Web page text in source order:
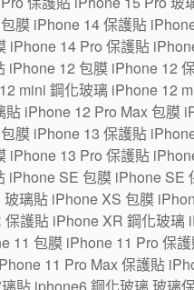
膜 iPhone 14 保護貼
iPhone 14 Pro 保護貼
iPhone 12 包膜 iPhone 12
mini 鋼化玻璃 iPhone 12
貼 iPhone 12 Pro Max 包膜
膜 iPhone 13 保護貼
iPhone 13 Pro 保護貼
iPhone SE 包膜 iPhone
璃貼 iPhone XS 包膜
保護貼 iPhone XR 鋼化玻
11 包膜 iPhone 11 Pro 保
11 Pro Max 保護貼